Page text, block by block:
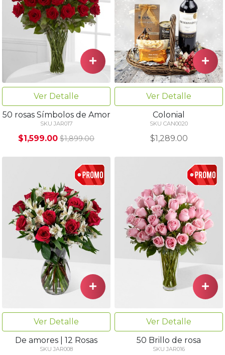
Ver Detalle
50 rosas Símbolos de Amor
SKU JAR017
$1,599.00 $1,899.00
Ver Detalle
Colonial
SKU CAN0020
$1,289.00
Ver Detalle
De amores | 12 Rosas
SKU JAR008
Ver Detalle
50 Brillo de rosa
SKU JAR016